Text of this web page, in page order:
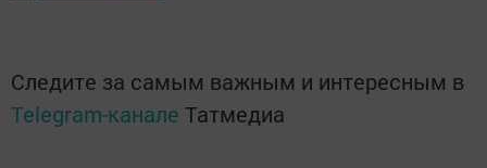
Следите за самым важным и интересным в
Telegram-канале Татмедиа